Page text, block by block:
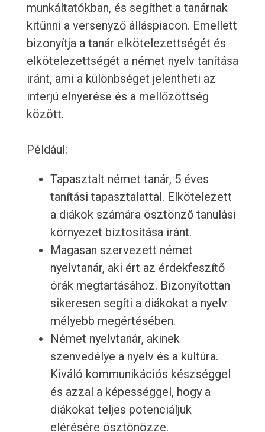
munkáltatókban, és segíthet a tanárnak
kitűnni a versenyző álláspiacon. Emellett
bizonyítja a tanár elkötelezettségét és
elkötelezettségét a német nyelv tanítása
iránt, ami a különbséget jelentheti az
interjú elnyerése és a mellőzöttség
között.
Például:
Tapasztalt német tanár, 5 éves
tanítási tapasztalattal. Elkötelezett
a diákok számára ösztönző tanulási
környezet biztosítása iránt.
Magasan szervezett német
nyelvtanár, aki ért az érdekfeszítő
órák megtartásához. Bizonyítottan
sikeresen segíti a diákokat a nyelv
mélyebb megértésében.
Német nyelvtanár, akinek
szenvedélye a nyelv és a kultúra.
Kiváló kommunikációs készséggel
és azzal a képességgel, hogy a
diákokat teljes potenciáljuk
elérésére ösztönözze.